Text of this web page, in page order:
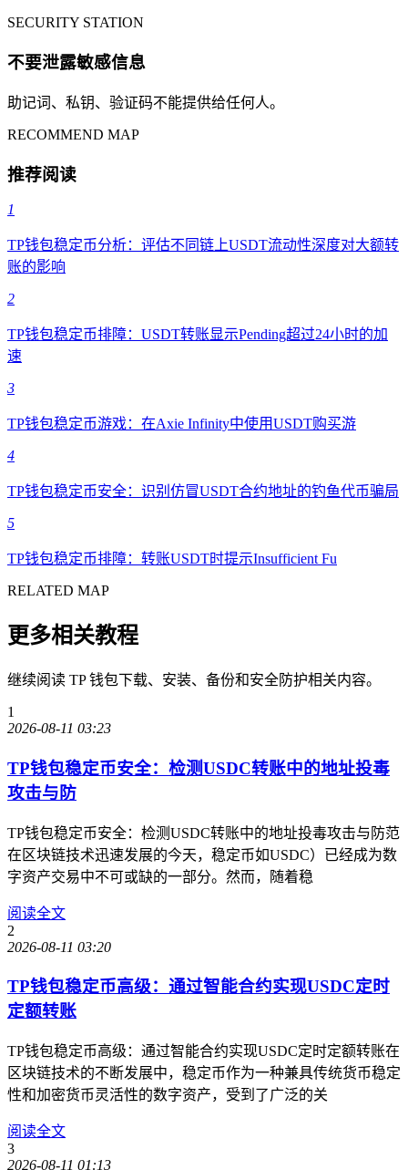
SECURITY STATION
不要泄露敏感信息
助记词、私钥、验证码不能提供给任何人。
RECOMMEND MAP
推荐阅读
1
TP钱包稳定币分析：评估不同链上USDT流动性深度对大额转
账的影响
2
TP钱包稳定币排障：USDT转账显示Pending超过24小时的加
速
3
TP钱包稳定币游戏：在Axie Infinity中使用USDT购买游
4
TP钱包稳定币安全：识别仿冒USDT合约地址的钓鱼代币骗局
5
TP钱包稳定币排障：转账USDT时提示Insufficient Fu
RELATED MAP
更多相关教程
继续阅读 TP 钱包下载、安装、备份和安全防护相关内容。
1
2026-08-11 03:23
TP钱包稳定币安全：检测USDC转账中的地址投毒
攻击与防
TP钱包稳定币安全：检测USDC转账中的地址投毒攻击与防范
在区块链技术迅速发展的今天，稳定币如USDC）已经成为数
字资产交易中不可或缺的一部分。然而，随着稳
阅读全文
2
2026-08-11 03:20
TP钱包稳定币高级：通过智能合约实现USDC定时
定额转账
TP钱包稳定币高级：通过智能合约实现USDC定时定额转账在
区块链技术的不断发展中，稳定币作为一种兼具传统货币稳定
性和加密货币灵活性的数字资产，受到了广泛的关
阅读全文
3
2026-08-11 01:13